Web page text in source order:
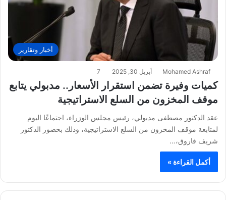
أخبار وتقارير
Mohamed Ashraf أبريل 30, 2025 7
كميات وفيرة تضمن استقرار الأسعار.. مدبولي يتابع
موقف المخزون من السلع الاستراتيجية
عقد الدكتور مصطفى مدبولي، رئيس مجلس الوزراء، اجتماعًا اليوم
لمتابعة موقف المخزون من السلع الاستراتيجية، وذلك بحضور الدكتور
شريف فاروق،…
أكمل القراءة »